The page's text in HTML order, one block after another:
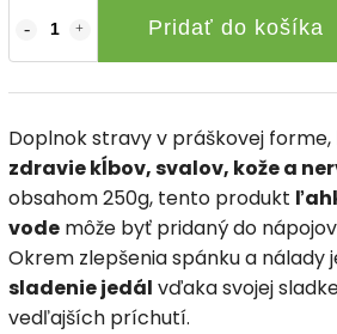
Pridať do košíka
Doplnok stravy v práškovej
zdravie kĺbov, svalov, kože a
obsahom 250g, tento produkt
vode môže byť pridaný do
Okrem zlepšenia spánku a nálady
sladenie jedál vďaka svojej
vedľajších príchutí.